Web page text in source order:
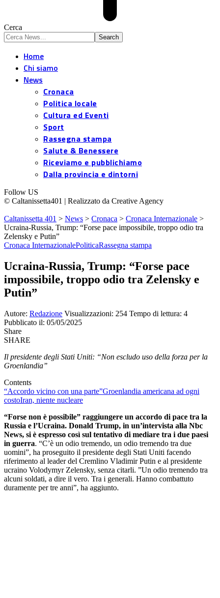
Cerca
Home
Chi siamo
News
Cronaca
Politica locale
Cultura ed Eventi
Sport
Rassegna stampa
Salute & Benessere
Riceviamo e pubblichiamo
Dalla provincia e dintorni
Follow US
© Caltanissetta401 | Realizzato da Creative Agency
Caltanissetta 401 > News > Cronaca > Cronaca Internazionale >
Ucraina-Russia, Trump: “Forse pace impossibile, troppo odio tra
Zelensky e Putin”
Cronaca InternazionalePoliticaRassegna stampa
Ucraina-Russia, Trump: “Forse pace
impossibile, troppo odio tra Zelensky e
Putin”
Autore: Redazione Visualizzazioni: 254 Tempo di lettura: 4
Pubblicato il: 05/05/2025
Share
SHARE
Il presidente degli Stati Uniti: “Non escludo uso della forza per la
Groenlandia”
Contents
“Accordo vicino con una parte”Groenlandia americana ad ogni
costoIran, niente nucleare
“Forse non è possibile” raggiungere un accordo di pace tra la
Russia e l’Ucraina. Donald Trump, in un’intervista alla Nbc
News, si è espresso così sul tentativo di mediare tra i due paesi
in guerra. “C’è un odio tremendo, un odio tremendo tra due
uomini”, ha proseguito il presidente degli Stati Uniti facendo
riferimento al leader del Cremlino Vladimir Putin e al presidente
ucraino Volodymyr Zelensky, senza citarli. ”Un odio tremendo tra
alcuni soldati, a dire il vero. Tra i generali. Hanno combattuto
duramente per tre anni”, ha aggiunto.